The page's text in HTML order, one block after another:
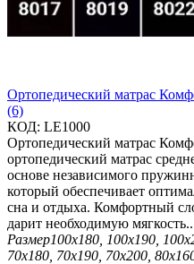
Ортопедический матрас
(6)
КОД: LE1000
Ортопедический матрас
ортопедический матрас
основе независимого
который обеспечивает
сна и отдыха. Комфортный
дарит необходимую
Размер100х180, 100х190,
70х180, 70х190, 70х200,